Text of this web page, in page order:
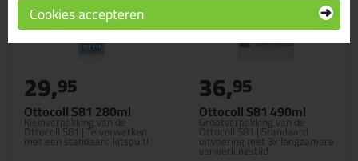
Ottocoll S81 280ml
Kleinverpakking van de
Ottocoll S81 | Te verwerken
met een standaard kitspuit!
29,95
Ottocoll S81 490ml
Grootverpakking van de
Ottocoll S81 | Standaard
uitvoering met 3x langzamere
verwerkingstijd
36,95
Cookies accepteren